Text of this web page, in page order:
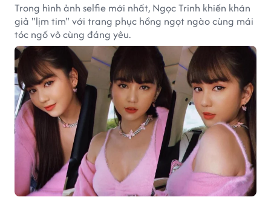
Trong hình ảnh selfie mới nhất, Ngọc Trinh khiến khán
giả "lịm tim" với trang phục hồng ngọt ngào cùng mái
tóc ngố vô cùng đáng yêu.